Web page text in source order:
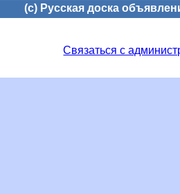
(c) Русская доска
Связаться с